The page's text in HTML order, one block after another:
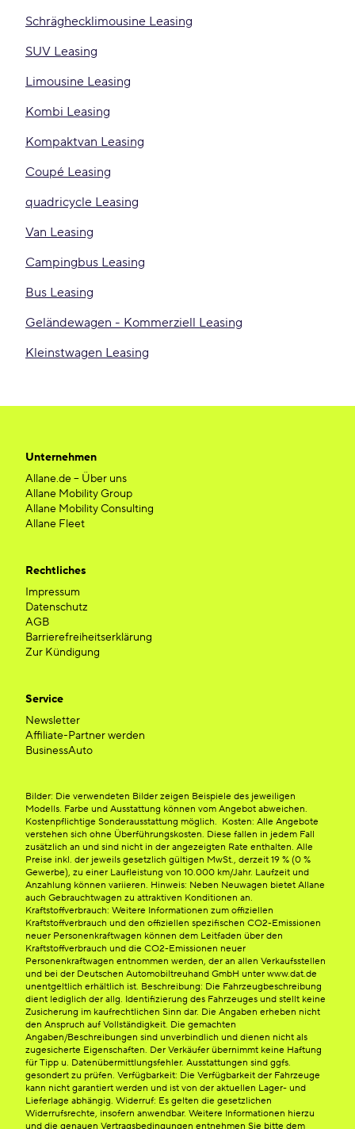
Schräghecklimousine Leasing
SUV Leasing
Limousine Leasing
Kombi Leasing
Kompaktvan Leasing
Coupé Leasing
quadricycle Leasing
Van Leasing
Campingbus Leasing
Bus Leasing
Geländewagen - Kommerziell Leasing
Kleinstwagen Leasing
Unternehmen
Allane.de – Über uns
Allane Mobility Group
Allane Mobility Consulting
Allane Fleet
Rechtliches
Impressum
Datenschutz
AGB
Barrierefreiheitserklärung
Zur Kündigung
Service
Newsletter
Affiliate-Partner werden
BusinessAuto
Bilder: Die verwendeten Bilder zeigen Beispiele des jeweiligen
Modells. Farbe und Ausstattung können vom Angebot abweichen.
Kostenpflichtige Sonderausstattung möglich. Kosten: Alle Angebote
verstehen sich ohne Überführungskosten. Diese fallen in jedem Fall
zusätzlich an und sind nicht in der angezeigten Rate enthalten. Alle
Preise inkl. der jeweils gesetzlich gültigen MwSt., derzeit 19 % (0 %
Gewerbe), zu einer Laufleistung von 10.000 km/Jahr. Laufzeit und
Anzahlung können variieren. Hinweis: Neben Neuwagen bietet Allane
auch Gebrauchtwagen zu attraktiven Konditionen an.
Kraftstoffverbrauch: Weitere Informationen zum offiziellen
Kraftstoffverbrauch und den offiziellen spezifischen CO2-Emissionen
neuer Personenkraftwagen können dem Leitfaden über den
Kraftstoffverbrauch und die CO2-Emissionen neuer
Personenkraftwagen entnommen werden, der an allen Verkaufsstellen
und bei der Deutschen Automobiltreuhand GmbH unter www.dat.de
unentgeltlich erhältlich ist. Beschreibung: Die Fahrzeugbeschreibung
dient lediglich der allg. Identifizierung des Fahrzeuges und stellt keine
Zusicherung im kaufrechtlichen Sinn dar. Die Angaben erheben nicht
den Anspruch auf Vollständigkeit. Die gemachten
Angaben/Beschreibungen sind unverbindlich und dienen nicht als
zugesicherte Eigenschaften. Der Verkäufer übernimmt keine Haftung
für Tipp u. Datenübermittlungsfehler. Ausstattungen sind ggfs.
gesondert zu prüfen. Verfügbarkeit: Die Verfügbarkeit der Fahrzeuge
kann nicht garantiert werden und ist von der aktuellen Lager- und
Lieferlage abhängig. Widerruf: Es gelten die gesetzlichen
Widerrufsrechte, insofern anwendbar. Weitere Informationen hierzu
und die genauen Vertragsbedingungen entnehmen Sie bitte dem